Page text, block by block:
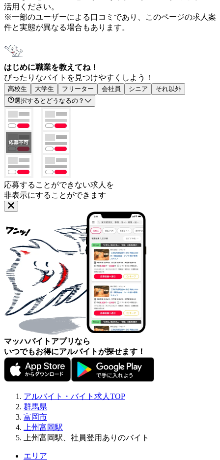
活用ください。
※一部のユーザーによる口コミであり、このページの求人案
件と実態が異なる場合もあります。
はじめに職業を教えてね！
ぴったりなバイトを見つけやすくしよう！
高校生 大学生 フリーター 会社員 シニア
それ以外
選択するとどうなるの？
応募することができない求人を
非表示にすることができます
マッハバイトアプリなら
いつでもお得にアルバイトが探せます！
アルバイト・バイト求人TOP
群馬県
富岡市
上州富岡駅
上州富岡駅、社員登用ありのバイト
エリア